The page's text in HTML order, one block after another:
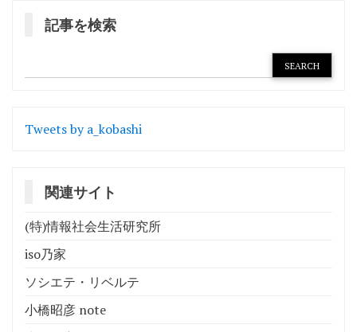
記事を検索
Tweets by a_kobashi
関連サイト
(特)情報社会生活研究所
iso乃家
ソシエテ・リベルテ
小橋昭彦 note